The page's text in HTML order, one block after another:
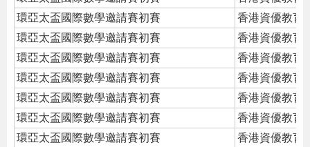
環亞太盃國際數學邀請賽初賽
香港資優教育
環亞太盃國際數學邀請賽初賽
香港資優教育
環亞太盃國際數學邀請賽初賽
香港資優教育
環亞太盃國際數學邀請賽初賽
香港資優教育
環亞太盃國際數學邀請賽初賽
香港資優教育
環亞太盃國際數學邀請賽初賽
香港資優教育
環亞太盃國際數學邀請賽初賽
香港資優教育